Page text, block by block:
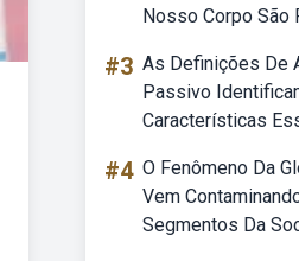
Nosso Corpo São
#3 As Definições De
Passivo
Características
#4 O Fenômeno Da
Vem
Segmentos Da